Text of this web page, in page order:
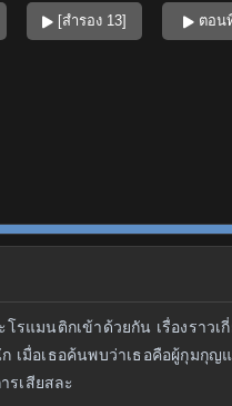
[สำรอง 13] ตอน
แมนติกเข้าด้วยกัน เรื่องราวเ
มื่อเธอค้นพบว่าเธอคือผู้กุมกุญ
รเสียสละ